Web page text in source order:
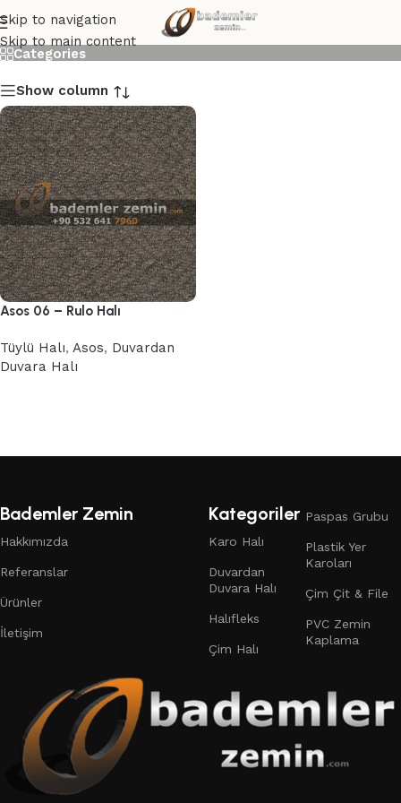
Skip to navigation
Skip to main content
Asos 06
Categories
Show column
Asos 06 – Rulo Halı
Tüylü Halı, Asos, Duvardan
Duvara Halı
Bademler Zemin
Hakkımızda
Referanslar
Ürünler
İletişim
Kategoriler
Karo Halı
Duvardan
Duvara Halı
Halıfleks
Çim Halı
Paspas Grubu
Plastik Yer
Karoları
Çim Çit & File
PVC Zemin
Kaplama